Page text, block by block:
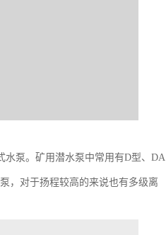
水泵。矿用潜水泵中常用有D型、DA
，对于扬程较高的来说也有多级离